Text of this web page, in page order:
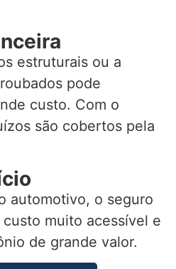
estruturais ou a
pode
custo. Com o
são cobertos pela
automotivo, o seguro
muito acessível e
de grande valor.